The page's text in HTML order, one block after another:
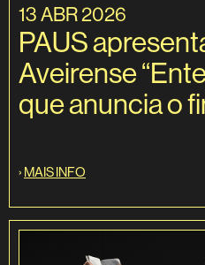
13 ABR 2026
PAUS
Aveirense
que anuncia o
› MAIS INFO